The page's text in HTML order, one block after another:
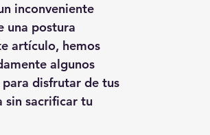
inconveniente
una postura
artículo, hemos
algunos
disfrutar de tus
sin sacrificar tu